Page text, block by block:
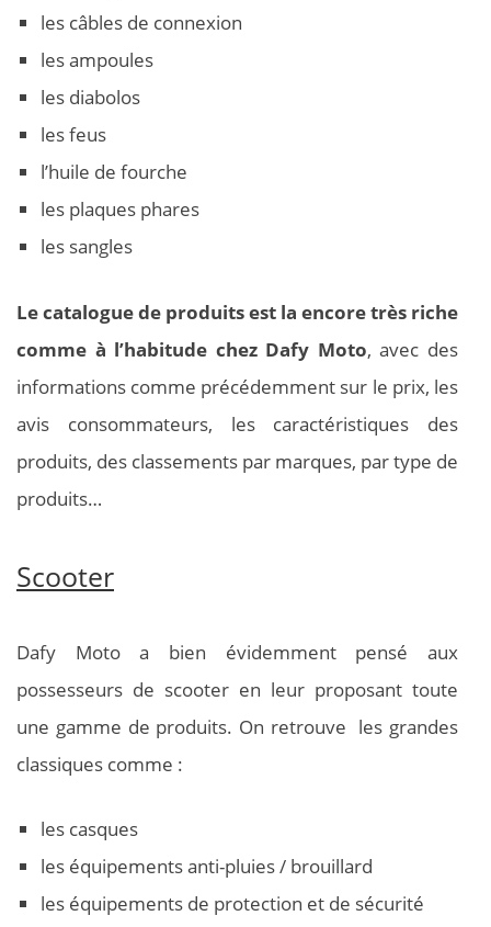
les câbles de connexion
les ampoules
les diabolos
les feus
l’huile de fourche
les plaques phares
les sangles
Le catalogue de produits est la encore très riche
comme à l’habitude chez Dafy Moto, avec des
informations comme précédemment sur le prix, les
avis consommateurs, les caractéristiques des
produits, des classements par marques, par type de
produits…
Scooter
Dafy Moto a bien évidemment pensé aux
possesseurs de scooter en leur proposant toute
une gamme de produits. On retrouve les grandes
classiques comme :
les casques
les équipements anti-pluies / brouillard
les équipements de protection et de sécurité